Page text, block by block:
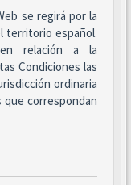
se regirá por la
territorio español.
relación a la
Condiciones las
ordinaria
correspondan